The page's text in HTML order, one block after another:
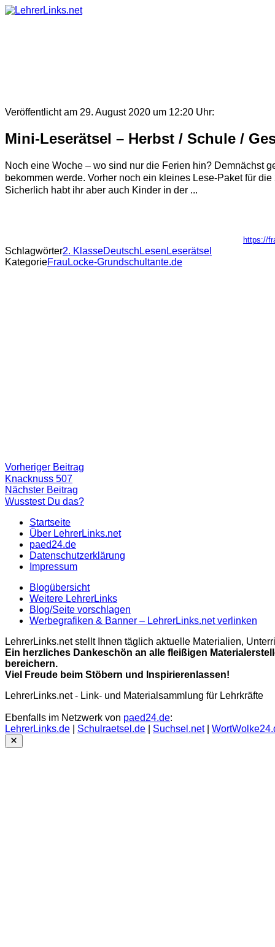
Skip
Veröffentlicht am 29. August 2020 um 12:20 Uhr:
Mini-Leserätsel – Herbst / Schule /
Noch eine Woche – wo sind nur die Ferien hin? Demnächst
bekommen werde. Vorher noch ein kleines Lese-Paket für
Sicherlich habt ihr aber auch Kinder in der ...
https://
Schlagwörter2. KlasseDeutsch Lesen Leserätsel
KategorieFrauLocke-Grundschultante.de
Beitragsnavigation
Vorheriger Beitrag
Knacknuss 507
Nächster Beitrag
Beitrag
Wusstest Du das?
Startseite
Über LehrerLinks.net
paed24.de
Datenschutzerklärung
Impressum
Blogübersicht
Weitere LehrerLinks
Blog/Seite vorschlagen
Werbegrafiken & Banner – LehrerLinks.net verlinken
LehrerLinks.net stellt Ihnen täglich aktuelle Materialien,
Ein herzliches Dankeschön an alle fleißigen
bereichern.
Viel Freude beim Stöbern und Inspirierenlassen!
LehrerLinks.net - Link- und Materialsammlung für Lehrkräfte
Ebenfalls im Netzwerk von paed24.de:
LehrerLinks.de
Schulraetsel.de Suchsel.net|
Close